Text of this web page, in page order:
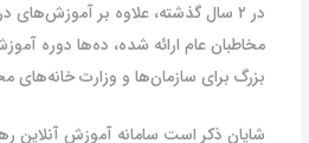
در ۲ سال گذشته، علاوه بر
مخاطبان عام ارائه شده، ده‌ها دوره
بزرگ برای سازمان‌ها و وزارت خانه‌های
شایان ذکر است سامانه آموزش آنلاین